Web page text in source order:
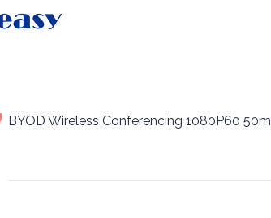
BYOD Wireless Conferencing 1080P60 50m